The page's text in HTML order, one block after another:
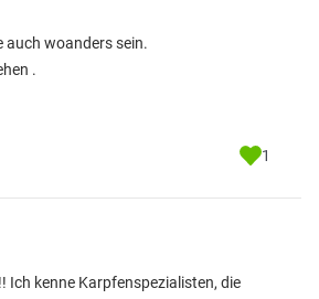
auch woanders sein.
.
1
Ich kenne Karpfenspezialisten, die